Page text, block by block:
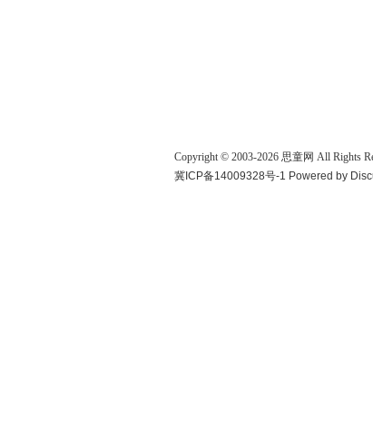
Copyright © 2003-2026 思童网 All Rights
冀ICP备14009328号-1 Powered by